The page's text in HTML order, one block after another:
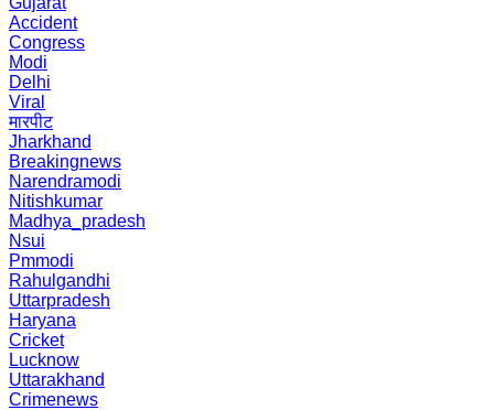
Accident
Congress
Modi
Delhi
Viral
मारपीट
Jharkhand
Breakingnews
Narendramodi
Nitishkumar
Madhya_pradesh
Nsui
Pmmodi
Rahulgandhi
Uttarpradesh
Haryana
Cricket
Lucknow
Uttarakhand
Crimenews